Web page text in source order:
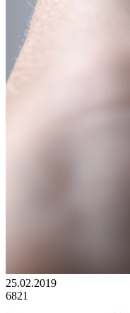
25.02.2019
6821